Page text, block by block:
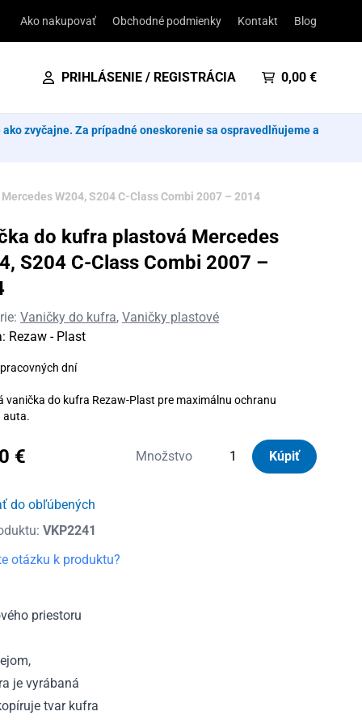
Ako nakupovať Obchodné podmienky Kontakt Blog
PRIHLÁSENIE / REGISTRÁCIA 0,00 €
zvyčajne. Za prípadné oneskorenie sa ospravedlňujeme a
W204, S204 C-Class Combi 2007 – 2014
do kufra plastová Mercedes
S204 C-Class Combi 2007 –
Vaničky do kufra, Vaničky plastové
Rezaw - Plast
dní
vanička do kufra Rezaw-Plast pre maximálnu ochranu
auta.
€ Množstvo
množstvo
Kúpiť
do obľúbených
VKP2241
otázku k produktu?
priestoru
je vyrábaná
tvar kufra